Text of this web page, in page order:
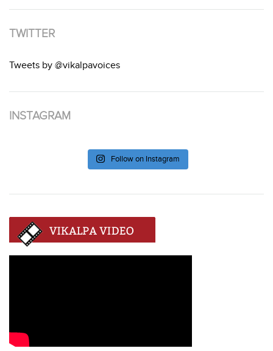
TWITTER
Tweets by @vikalpavoices
INSTAGRAM
Follow on Instagram